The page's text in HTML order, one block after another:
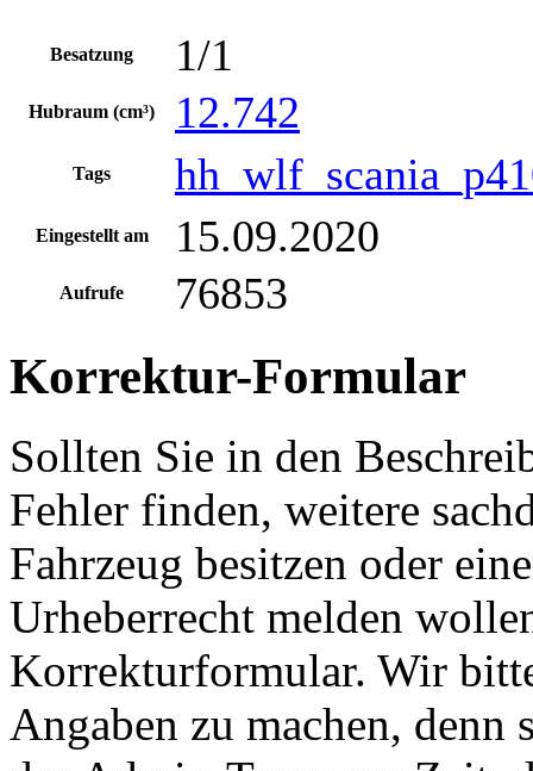
Besatzung 1/1
Hubraum (cm³) 12.742
Tags
Eingestellt am 15.09.2020
Aufrufe 76853
Korrektur-Formular
Sollten Sie in den
Fehler finden, weitere
Fahrzeug besitzen oder
Urheberrecht melden
Korrekturformular. Wir
Angaben zu machen,